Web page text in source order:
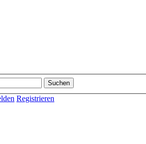
Registrieren